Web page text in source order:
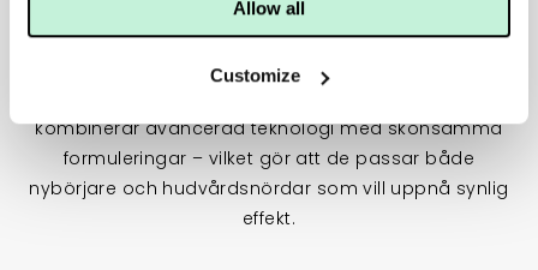
Allow all
Customize
Oavsett om huden är torr, fet, mogen, ojämn eller
bara saknar glow finns det en effektiv iS Clinical-rutin
kombinerar avancerad teknologi med skonsamma
formuleringar – vilket gör att de passar både
nybörjare och hudvårdsnördar som vill uppnå synlig
effekt.